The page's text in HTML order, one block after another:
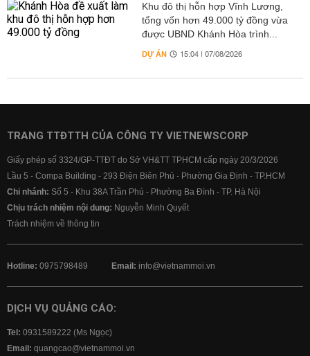
Khu đô thị hỗn hợp Vĩnh Lương,
tổng vốn hơn 49.000 tỷ đồng vừa
được UBND Khánh Hòa trình...
DỰ ÁN 15:04 | 07/08/2026
TRANG TTĐTTH CỦA CÔNG TY VIETNEWSCORP
Giấy phép số 3324/GP-TTĐT do Sở VH&TT TPHCM cấp ngày 20/3/2026
Lầu 5 - Compa Building - 293 Điện Biên Phủ - Phường Gia Định - TP.HCM
Chi nhánh: Số 5 - Khu 38A Trần Phú - Phường Ba Đình - TP. Hà Nội
Chịu trách nhiệm nội dung: Nguyễn Minh Quyết
Trách nhiệm về thông tin
Hotline: 0975798489 Email: info@vietnammoi.vn
DỊCH VỤ QUẢNG CÁO:
Tel: 0931589222 (Ms Ngọc)
Email: quangcao@vietnammoi.vn